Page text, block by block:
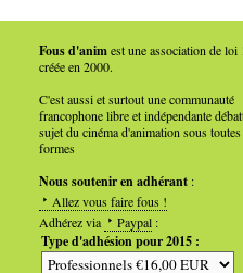
Fous d'animest une association de loi
créée en 2000.
C'est aussi et surtout une communauté
francophone libre et indépendante
sujet du cinéma d'animation sous toutes
formes
Nous soutenir en adhérant :
Allez vous faire fous !
Adhérez via
Paypal :
Type d'adhésion pour 2015 :